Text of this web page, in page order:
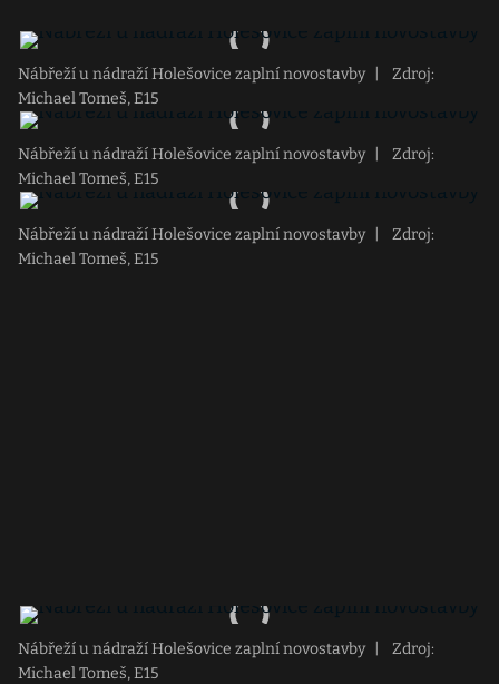
Nábřeží u nádraží Holešovice zaplní novostavby
Zdroj:
Michael Tomeš, E15
Nábřeží u nádraží Holešovice zaplní novostavby
Zdroj:
Michael Tomeš, E15
Nábřeží u nádraží Holešovice zaplní novostavby
Zdroj:
Michael Tomeš, E15
Nábřeží u nádraží Holešovice zaplní novostavby
Zdroj:
Michael Tomeš, E15